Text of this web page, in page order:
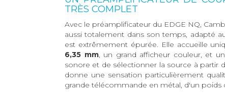
TRÈS COMPLET
Avec le préamplificateur du EDGE NQ,
aussi totalement dans son temps, adapté
est extrêmement épurée. Elle accueille
6,35 mm, un grand afficheur couleur, et
sonore et de sélectionner la source à
donne une sensation particulièrement
grande télécommande en métal, d'un poids